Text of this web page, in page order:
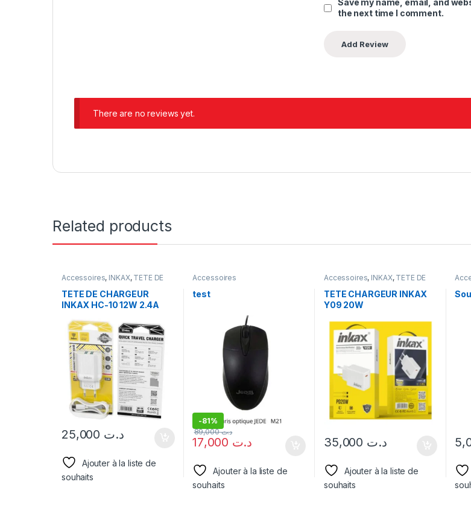
Save my name, email, and
the next time I comment.
There are no reviews yet.
Related products
Accessoires, INKAX, TETE DE
TETE DE CHARGEUR
INKAX HC-10 12W 2.4A
د.ت
Ajouter à la liste de
souhaits
Accessoires
test
-81%
د.ت
د.ت89,000
Ajouter à la liste de
souhaits
Accessoires, INKAX, TETE DE
TETE CHARGEUR INKAX
Y09 20W
د.ت
Ajouter à la liste de
souhaits